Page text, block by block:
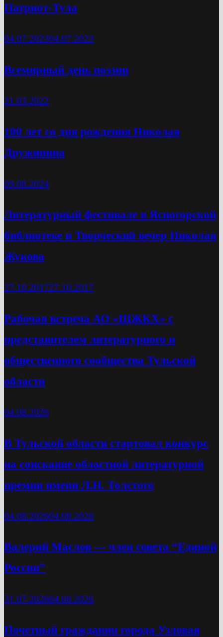
Патриот-Тула
04.07.202304.07.2023
Всемирный день поэзии
21.03.2022
100 лет со дня рождения Николая
Дружинина
09.08.2024
Литературный фестивале в Ясногорской
библиотеке и Творческий вечер Николая
Жукова
27.10.201727.10.2017
Рабочая встреча АО «ЩЖКХ» с
представителем литературного и
общественного сообщества Тульской
области
04.08.2026
В Тульской области стартовал конкурс
на соискание областной литературной
премии имени Л.Н. Толстого
04.08.202604.08.2026
Валерий Маслов — член совета “Единой
России”
31.07.202604.08.2026
Почетный гражданин города Узловая